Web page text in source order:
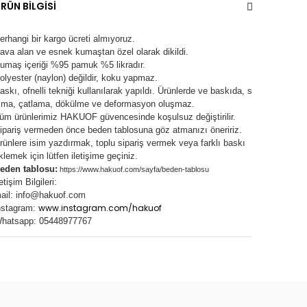
BİLGİSİ
bir kargo ücreti almıyoruz.
alan ve esnek kumaştan özel olarak dikildi.
içeriği %95 pamuk %5 likradır.
(naylon) değildir, koku yapmaz.
ofnelli tekniği kullanılarak yapıldı. Ürünlerde ve baskıda, s
çatlama, dökülme ve deformasyon oluşmaz.
ürünlerimiz HAKUOF güvencesinde koşulsuz değiştirilir.
vermeden önce beden tablosuna göz atmanızı öneririz.
isim yazdırmak, toplu sipariş vermek veya farklı baskı
için lütfen iletişime geçiniz.
tablosu: https://www.hakuof.com/sayfa/beden-tablosu
Bilgileri:
info@hakuof.com
www.instagram.com/hakuof
05448977767